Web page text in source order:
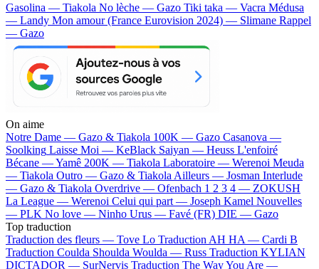
Gasolina — Tiakola No lèche — Gazo Tiki taka — Vacra Médusa
— Landy Mon amour (France Eurovision 2024) — Slimane Rappel
— Gazo
On aime
Notre Dame — Gazo & Tiakola 100K — Gazo Casanova —
Soolking Laisse Moi — KeBlack Saiyan — Heuss L'enfoiré
Bécane —Yamê 200K — Tiakola Laboratoire — Werenoi Meuda
— Tiakola Outro — Gazo & Tiakola Ailleurs — Josman Interlude
— Gazo & Tiakola Overdrive — Ofenbach 1 2 3 4 — ZOKUSH
La League — Werenoi Celui qui part — Joseph Kamel Nouvelles
— PLK No love — Ninho Urus — Favé (FR) DIE — Gazo
Top traduction
Traduction des fleurs — Tove Lo Traduction AH HA — Cardi B
Traduction Coulda Shoulda Woulda — Russ Traduction KYLIAN
DICTADOR — SurNervis Traduction The Way You Are —